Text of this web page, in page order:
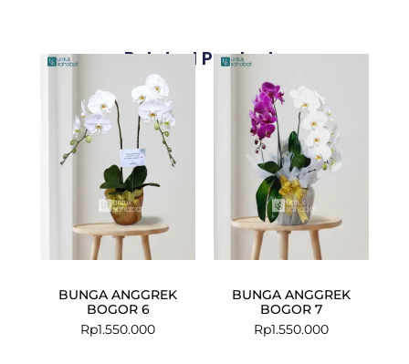
Related Products
BUNGA ANGGREK
BOGOR 6
Rp1.550.000
BUNGA ANGGREK
BOGOR 7
Rp1.550.000